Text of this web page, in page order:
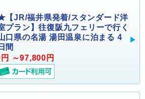
【JR/福井県発着/スタンダード洋
プラン】往復阪九フェリーで行く
口県の名湯 湯田温泉に泊まる 4
日間
～97,800円